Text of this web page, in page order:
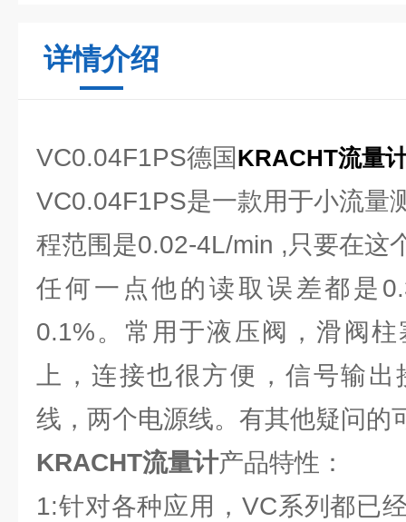
详情介绍
VC0.04F1PS德国 KRACHT流量
VC0.04F1PS是一款用于小流量
程范围是0.02-4L/min ,只要在这
任何一点他的读取误差都是
0.1%。常用于液压阀，滑阀
上，连接也很方便，信号输
线，两个电源线。有其他疑问的
KRACHT流量计产品特性：
1:针对各种应用，VC系列都已